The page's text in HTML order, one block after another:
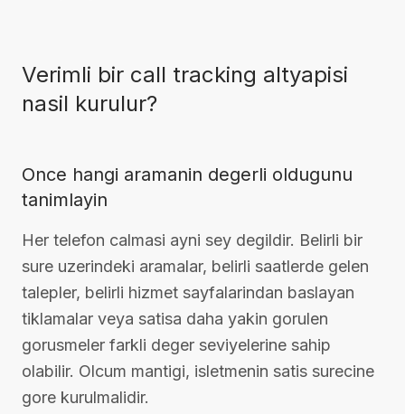
Verimli bir call tracking altyapisi
nasil kurulur?
Once hangi aramanin degerli oldugunu
tanimlayin
Her telefon calmasi ayni sey degildir. Belirli bir
sure uzerindeki aramalar, belirli saatlerde gelen
talepler, belirli hizmet sayfalarindan baslayan
tiklamalar veya satisa daha yakin gorulen
gorusmeler farkli deger seviyelerine sahip
olabilir. Olcum mantigi, isletmenin satis surecine
gore kurulmalidir.